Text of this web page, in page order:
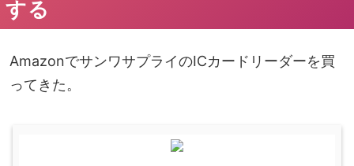
する
AmazonでサンワサプライのICカードリーダーを買
ってきた。